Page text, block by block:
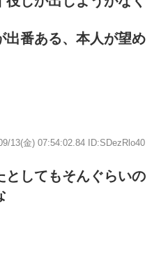
出番ある、本人が望め
13(金) 07:54:02.84 ID:SDezRlo40
としてもそんぐらいの